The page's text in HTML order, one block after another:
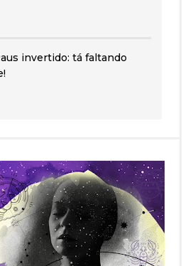
invertido: tá faltando